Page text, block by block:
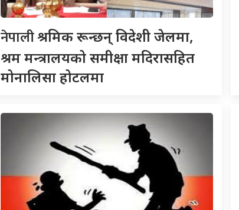
नेपालीश्रमिक रून्छन् विदेशी जेलमा,
श्रम मन्त्रालयको समीक्षा मदिरासहित
मोनालिसा होटलमा